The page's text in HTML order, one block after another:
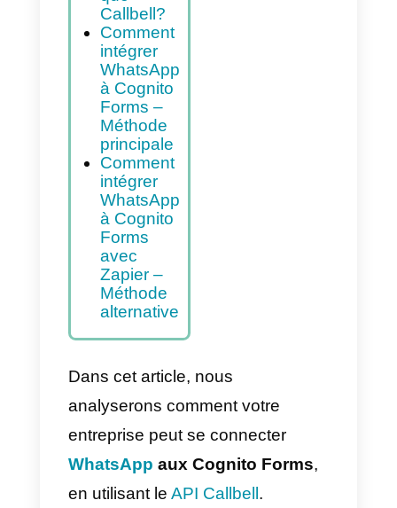
Qu’est-ce
que
Cognito
Forms?
Qu’est-ce
que
Callbell?
Comment
intégrer
WhatsApp
à Cognito
Forms –
Méthode
principale
Comment
WhatsApp
à Cognito
Forms
avec
Zapier –
Méthode